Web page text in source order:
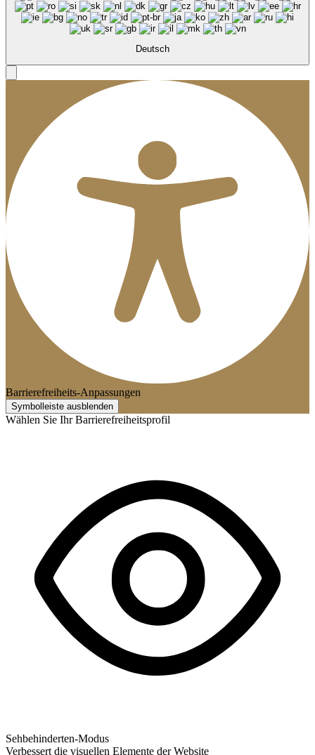
Deutsch
Barrierefreiheits-Anpassungen
Symbolleiste ausblenden
Wählen Sie Ihr Barrierefreiheitsprofil
Sehbehinderten-Modus
Verbessert die visuellen Elemente der Website